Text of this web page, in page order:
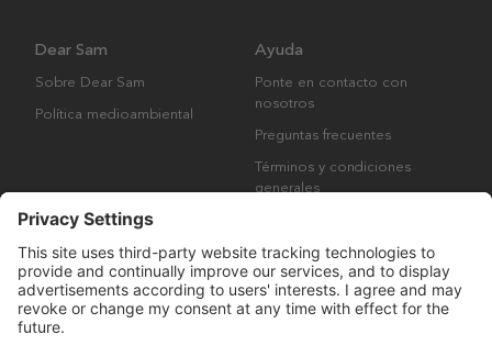
Dear Sam
Sobre Dear Sam
Política medioambiental
Ayuda
Ponte en contacto con
nosotros
Preguntas frecuentes
Términos y condiciones
generales
Derechos de autor © Many Brands AB 2023. Todos los derechos